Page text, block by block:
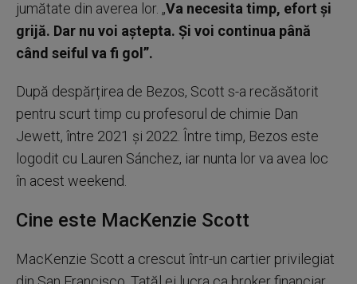
jumătate din averea lor. „Va necesita timp, efort și
grijă. Dar nu voi aștepta. Și voi continua până
când seiful va fi gol”.
După despărțirea de Bezos, Scott s-a recăsătorit
pentru scurt timp cu profesorul de chimie Dan
Jewett, între 2021 și 2022. Între timp, Bezos este
logodit cu Lauren Sánchez, iar nunta lor va avea loc
în acest weekend.
Cine este MacKenzie Scott
MacKenzie Scott a crescut într-un cartier privilegiat